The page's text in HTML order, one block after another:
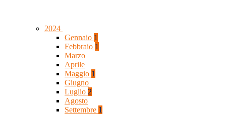
2024
Gennaio 1
Febbraio 1
Marzo
Aprile
Maggio 1
Giugno
Luglio 2
Agosto
Settembre 1